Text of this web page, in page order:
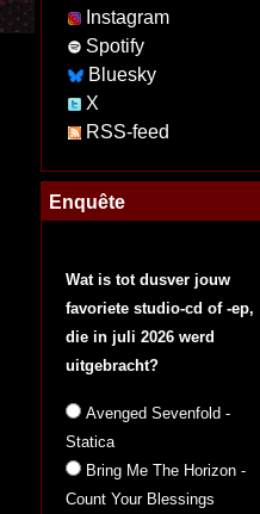
Instagram
Spotify
Bluesky
X
RSS-feed
Enquête
Wat is tot dusver jouw
favoriete studio-cd of -ep,
die in juli 2026 werd
uitgebracht?
Avenged Sevenfold -
Statica
Bring Me The Horizon -
Count Your Blessings